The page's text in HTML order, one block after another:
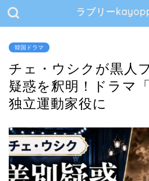
ラブリー
韓国ドラマ
チェ・ウシクが黒人
疑惑を釈明！ドラマ
独立運動家役に